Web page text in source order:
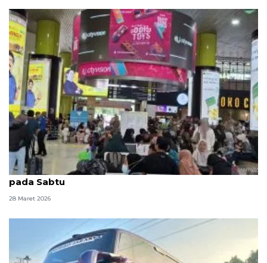
KAI Daop 1 catat 52.961 kedatangan penumpang
pada Sabtu
28 Maret 2026